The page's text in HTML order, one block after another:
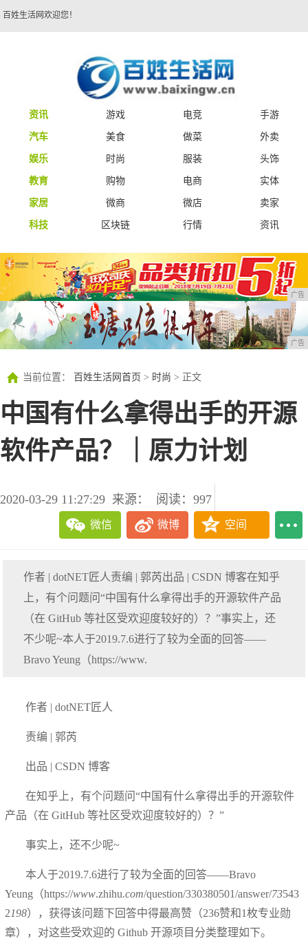
百姓生活网欢迎您！
资讯 游戏 电竞
手游
汽车
美食 做菜
外卖
娱乐
时尚 服装
头饰
教育
购物 电商
实体
家居
微商 微店
卖家
科技
区块链 行情 资讯
广告
广告
当前位置： 百姓生活网首页 > 时尚 > 正文
中国有什么拿得出手的开源
软件产品？｜原力计划
2020-03-29 11:27:29 来源： 阅读：997
微信 微博 空间
作者 | dotNET匠人责编 | 郭芮出品 | CSDN 博客在知乎
上，有个问题问“中国有什么拿得出手的开源软件产品
（在 GitHub 等社区受欢迎度较好的）？”事实上，还
不少呢~本人于2019.7.6进行了较为全面的回答——
Bravo Yeung（https://www.
作者 | dotNET匠人
责编 | 郭芮
出品 | CSDN 博客
在知乎上，有个问题问“中国有什么拿得出手的开源软件
产品（在 GitHub 等社区受欢迎度较好的）？”
事实上，还不少呢~
本人于2019.7.6进行了较为全面的回答——Bravo
Yeung（https://www.zhihu.com/question/330380501/answer/73543
2198），获得该问题下回答中得最高赞（236赞和1枚专业勋
章），对这些受欢迎的 Github 开源项目分类整理如下。